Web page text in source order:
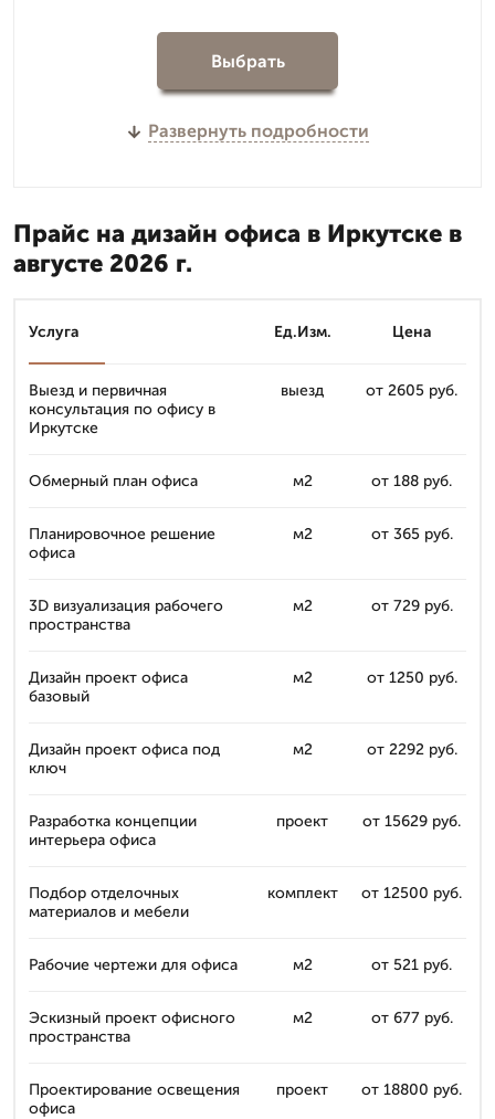
Выбрать
Развернуть подробности
Прайс на дизайн офиса в Иркутске в
августе 2026 г.
Услуга Ед.Изм. Цена
Выезд и первичная
консультация по офису в
Иркутске
выезд от 2605 руб.
Обмерный план офиса м2 от 188 руб.
Планировочное решение
офиса
м2 от 365 руб.
3D визуализация рабочего
пространства
м2 от 729 руб.
Дизайн проект офиса
базовый
м2 от 1250 руб.
Дизайн проект офиса под
ключ
м2 от 2292 руб.
Разработка концепции
интерьера офиса
проект от 15629 руб.
Подбор отделочных
материалов и мебели
комплект от 12500 руб.
Рабочие чертежи для офиса м2 от 521 руб.
Эскизный проект офисного
пространства
м2 от 677 руб.
Проектирование освещения
офиса
проект от 18800 руб.